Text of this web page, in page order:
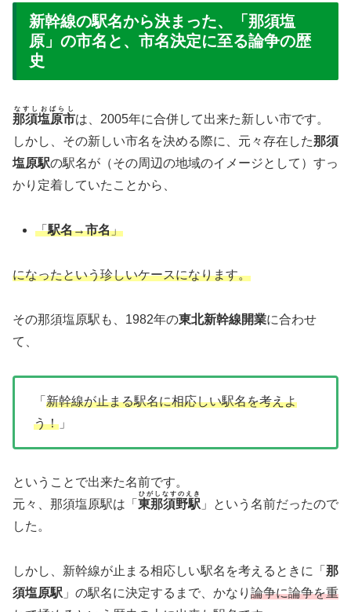
新幹線の駅名から決まった、「那須塩
原」の市名と、市名決定に至る論争の歴
史
那須塩原市
なすしおばらし
は、2005年に合併して出来た新しい市です。
しかし、その新しい市名を決める際に、元々存在した那須
塩原駅の駅名が（その周辺の地域のイメージとして）すっ
かり定着していたことから、
「駅名→市名」
になったという珍しいケースになります。
その那須塩原駅も、1982年の東北新幹線開業に合わせ
て、
「 新幹線が止まる駅名に相応しい駅名を考えよ
う！ 」
ということで出来た名前です。
元々、那須塩原駅は「 東那須野駅
ひがしなすのえき
」という名前だったので
した。
しかし、新幹線が止まる相応しい駅名を考えるときに「 那
須塩原駅 」の駅名に決定するまで、かなり 論争に論争を重